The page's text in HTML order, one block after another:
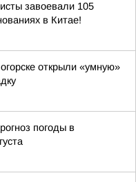
завоевали 105
в Китае!
открыли «умную»
погоды в